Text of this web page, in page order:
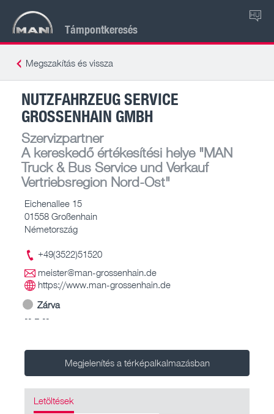
Támpontkeresés
HU
Megszakítás és vissza
NUTZFAHRZEUG SERVICE
GROSSENHAIN GMBH
Szervizpartner
A kereskedő értékesítési helye"MAN
Truck & Bus Service und Verkauf
Vertriebsregion Nord-Ost"
Eichenallee 15
01558 Großenhain
Németország
+49(3522)51520
meister@man-grossenhain.de
https://www.man-grossenhain.de
Zárva
-- – --
Megjelenítés a térképalkalmazásban
Letöltések